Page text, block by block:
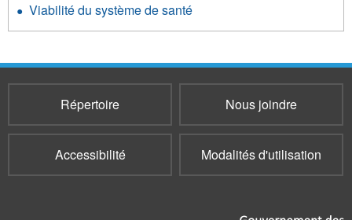
Viabilité du système de santé
Répertoire Nous joindre
Accessibilité Modalités d'utilisation